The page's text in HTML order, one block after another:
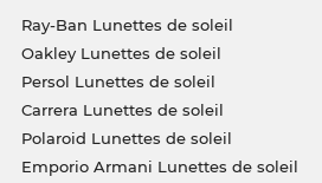
Ray-Ban Lunettes de soleil
Oakley Lunettes de soleil
Persol Lunettes de soleil
Carrera Lunettes de soleil
Polaroid Lunettes de soleil
Emporio Armani Lunettes de soleil